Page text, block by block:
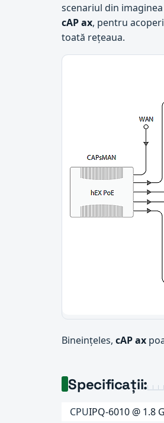
scenariul din
cAP ax, pentru
toată rețeaua.
Bineințeles, cAP ax
Specificații:
CPUIPQ-6010 @ 1.8